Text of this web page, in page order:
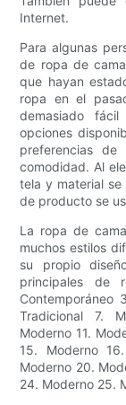
Internet.
Para algunas
de ropa de
que hayan
ropa en el
demasiado
opciones
preferencias
comodidad. Al
tela y material
de producto se
La ropa de
muchos estilos
su propio
principales de
Contemporáneo
Tradicional 7.
Moderno 11.
15. Moderno
Moderno 20.
24. Moderno 25.